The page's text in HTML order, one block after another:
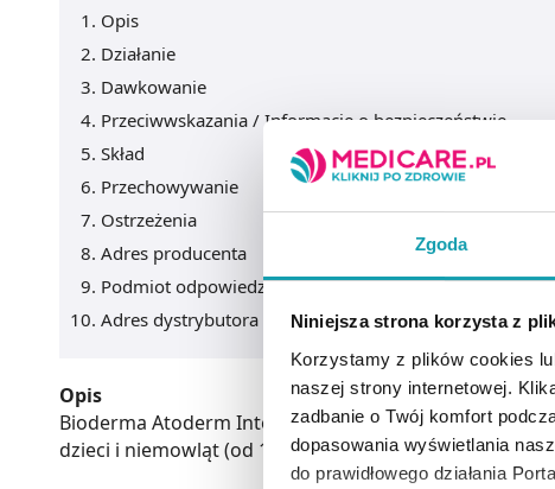
Zgoda
Niniejsza strona korzysta z
Korzystamy z plików cookies
naszej strony internetowej.
zadbanie o Twój komfort
dopasowania wyświetlania
do prawidłowego działania
Opis
Działanie
Dawkowanie
Przeciwwskazania / Informacje o bezpieczeństwie
Skład
Przechowywanie
Ostrzeżenia
Adres producenta
Podmiot odpowiedzialny
Adres dystrybutora
Opis
Bioderma Atoderm Intensive baume Ultrakojący
dzieci i niemowląt (od 1. dnia życia, za wyjątkiem